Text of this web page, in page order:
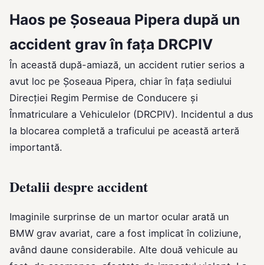
Haos pe Șoseaua Pipera după un
accident grav în fața DRCPIV
În această după-amiază, un accident rutier serios a
avut loc pe Șoseaua Pipera, chiar în fața sediului
Direcției Regim Permise de Conducere și
Înmatriculare a Vehiculelor (DRCPIV). Incidentul a dus
la blocarea completă a traficului pe această arteră
importantă.
Detalii despre accident
Imaginile surprinse de un martor ocular arată un
BMW grav avariat, care a fost implicat în coliziune,
având daune considerabile. Alte două vehicule au